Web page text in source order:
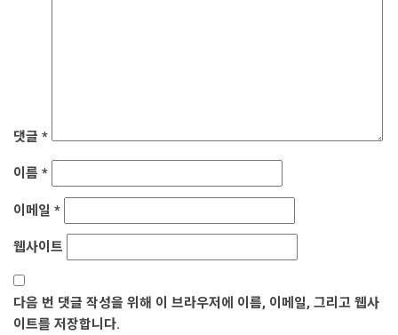
댓글 *
이름 *
이메일 *
웹사이트
다음 번 댓글 작성을 위해 이 브라우저에 이름, 이메일, 그리고 웹사
이트를 저장합니다.